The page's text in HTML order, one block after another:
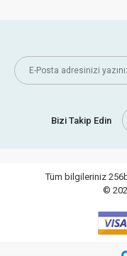
Bizi Takip Edin
Tüm bilgileriniz
©